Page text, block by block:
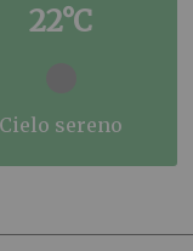
22°C
cielo sereno